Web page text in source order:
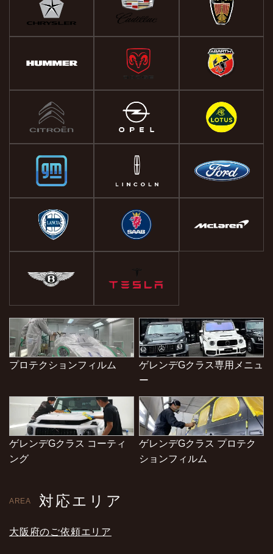
プロテクションフィルム
ゲレンデGクラス専用メニュ
ー
ゲレンデGクラス コーティ
ング
ゲレンデGクラス プロテク
ションフィルム
AREA 対応エリア
大阪府のご依頼エリア